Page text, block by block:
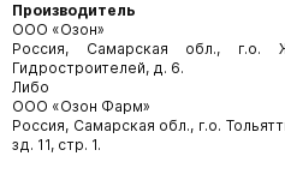
Производитель
ООО «Озон»
Россия, Самарская обл., г.о.
Гидростроителей, д. 6.
Либо
ООО «Озон Фарм»
Россия, Самарская обл., г.о.
зд. 11, стр. 1.